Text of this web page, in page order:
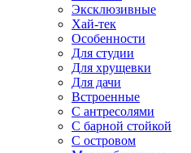
Эксклюзивные
Хай-тек
Особенности
Для студии
Для хрущевки
Для дачи
Встроенные
С антресолями
С барной стойкой
С островом